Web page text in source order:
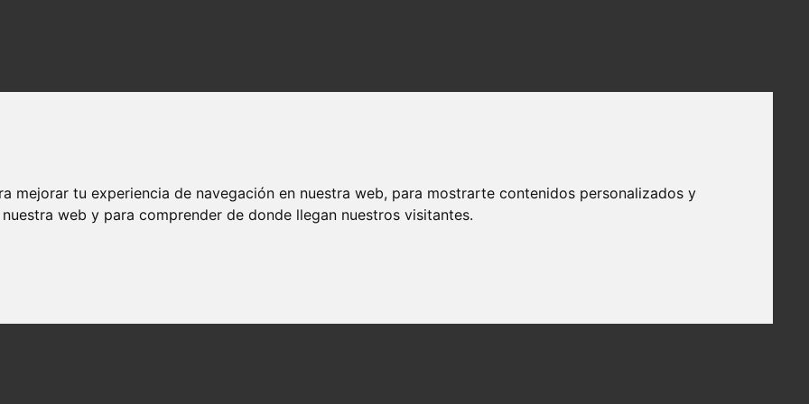
mejorar tu experiencia de navegación en nuestra web, para mostrarte contenidos personalizados y
web y para comprender de donde llegan nuestros visitantes.